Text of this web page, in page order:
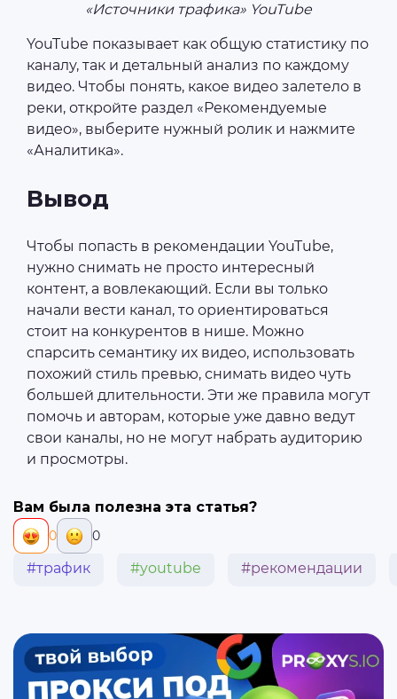
«Источники трафика» YouTube
YouTube показывает как общую статистику по
каналу, так и детальный анализ по каждому
видео. Чтобы понять, какое видео залетело в
реки, откройте раздел «Рекомендуемые
видео», выберите нужный ролик и нажмите
«Аналитика».
Вывод
Чтобы попасть в рекомендации YouTube,
нужно снимать не просто интересный
контент, а вовлекающий. Если вы только
начали вести канал, то ориентироваться
стоит на конкурентов в нише. Можно
спарсить семантику их видео, использовать
похожий стиль превью, снимать видео чуть
большей длительности. Эти же правила могут
помочь и авторам, которые уже давно ведут
свои каналы, но не могут набрать аудиторию
и просмотры.
Вам была полезна эта статья?
0 0
#трафик #youtube #рекомендации